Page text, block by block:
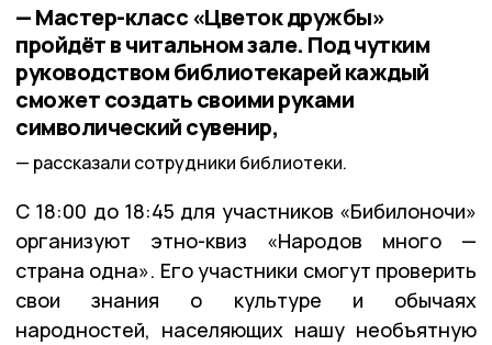
— Мастер-класс «Цветок дружбы»
пройдёт в читальном зале. Под чутким
руководством библиотекарей каждый
сможет создать своими руками
символический сувенир,
рассказали сотрудники библиотеки.
С 18:00 до 18:45 для участников «Бибилоночи»
организуют этно-квиз «Народов много —
страна одна». Его участники смогут проверить
свои знания о культуре и обычаях
народностей, населяющих нашу необъятную